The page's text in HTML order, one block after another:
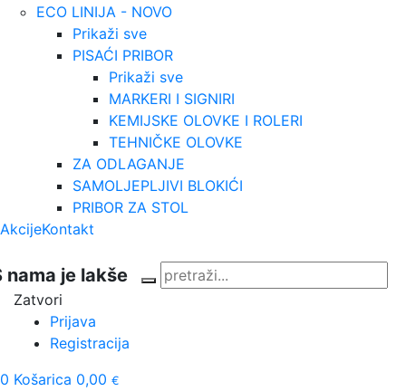
ECO LINIJA - NOVO
Prikaži sve
PISAĆI PRIBOR
Prikaži sve
MARKERI I SIGNIRI
KEMIJSKE OLOVKE I ROLERI
TEHNIČKE OLOVKE
ZA ODLAGANJE
SAMOLJEPLJIVI BLOKIĆI
PRIBOR ZA STOL
AkcijeKontakt
nama je lakše
Zatvori
Prijava
Registracija
0 Košarica 0,00 €